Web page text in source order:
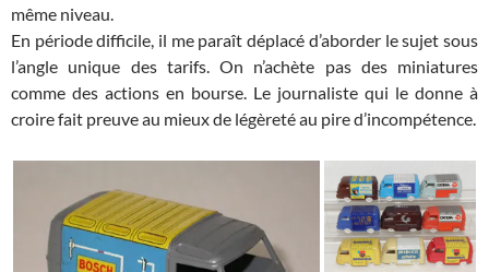
même niveau.
En période difficile, il me paraît déplacé d’aborder le sujet sous
l’angle unique des tarifs. On n’achète pas des miniatures
comme des actions en bourse. Le journaliste qui le donne à
croire fait preuve au mieux de légèreté au pire d’incompétence.